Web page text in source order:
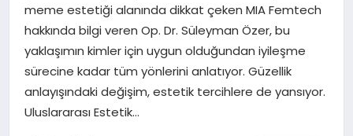
SAĞLIK
EĞITIM
DÜNYA
meme estetiği alanında dikkat çeken MIA Femtech
hakkında bilgi veren Op. Dr. Süleyman Özer, bu
yaklaşımın kimler için uygun olduğundan iyileşme
sürecine kadar tüm yönlerini anlatıyor. Güzellik
anlayışındaki değişim, estetik tercihlere de yansıyor.
Uluslararası Estetik…